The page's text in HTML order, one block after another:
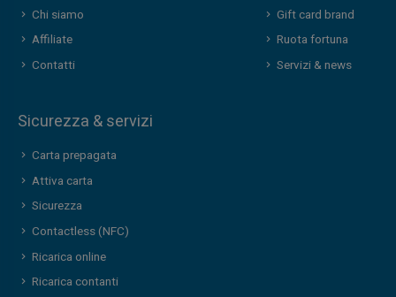
Chi siamo
Affiliate
Contatti
Gift card brand
Ruota fortuna
Servizi & news
Sicurezza & servizi
Carta prepagata
Attiva carta
Sicurezza
Contactless (NFC)
Ricarica online
Ricarica contanti